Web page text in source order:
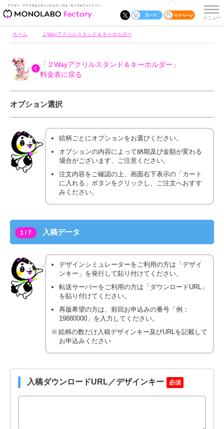
アクキー・アクスタなどオリジナルグッズは「モノラボファクトリー」
ホーム ２Wayアクリルスタンド＆キーホルダー
「２Wayアクリルスタンド＆キーホルダー」
料金表に戻る
オプション選択
絵柄ごとにオプションをお選びください。
オプションの内容によって納期及び金額が変わる
場合がございます、ご注意ください。
注文内容をご確認の上、画面右下表示の「カート
に入れる」ボタンをクリックし、ご注文へおすす
みください。
1 / 7 入稿データ
デザインシミュレーターをご利用の方は「デザイ
ンキー」を発行して貼り付けてください。
転送サーバーをご利用の方は「ダウンロードURL」
を貼り付けてください。
再版希望の方は、前回お申込みの番号「例：
19880000」を入力してください。
絵柄の数だけ入稿デザインキー及びURLを記載して
お申込みください
入稿ダウンロードURL／デザインキー 必須